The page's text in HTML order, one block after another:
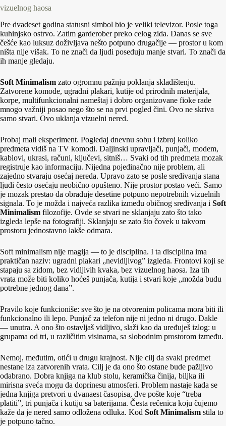
vizuelnog haosa
Pre dvadeset godina statusni simbol bio je veliki televizor. Posle toga
kuhinjsko ostrvo. Zatim garderober preko celog zida. Danas se sve
češće kao luksuz doživljava nešto potpuno drugačije — prostor u kom
ništa nije višak. To ne znači da ljudi poseduju manje stvari. To znači da
ih manje gledaju.
Soft Minimalism zato ogromnu pažnju poklanja skladištenju.
Zatvorene komode, ugradni plakari, kutije od prirodnih materijala,
korpe, multifunkcionalni nameštaj i dobro organizovane fioke rade
mnogo važniji posao nego što se na prvi pogled čini. Ovo ne skriva
samo stvari. Ovo uklanja vizuelni nered.
Probaj mali eksperiment. Pogledaj dnevnu sobu i izbroj koliko
predmeta vidiš na TV komodi. Daljinski upravljači, punjači, modem,
kablovi, ukrasi, računi, ključevi, sitniš… Svaki od tih predmeta mozak
registruje kao informaciju. Nijedna pojedinačno nije problem, ali
zajedno stvaraju osećaj nereda. Upravo zato se posle sređivanja stana
ljudi često osećaju neobično opušteno. Nije prostor postao veći. Samo
je mozak prestao da obrađuje desetine potpuno nepotrebnih vizuelnih
signala. To je možda i najveća razlika između običnog sređivanja i Soft
Minimalism filozofije. Ovde se stvari ne sklanjaju zato što tako
izgleda lepše na fotografiji. Sklanjaju se zato što čovek u takvom
prostoru jednostavno lakše odmara.
Soft minimalism nije magija — to je disciplina. I ta disciplina ima
praktičan naziv: ugradni plakari „nevidljivog” izgleda. Frontovi koji se
stapaju sa zidom, bez vidljivih kvaka, bez vizuelnog haosa. Iza tih
vrata može biti koliko hoćeš punjača, kutija i stvari koje „možda budu
potrebne jednog dana”.
Pravilo koje funkcioniše: sve što je na otvorenim policama mora biti ili
funkcionalno ili lepo. Punjač za telefon nije ni jedno ni drugo. Dakle
— unutra. A ono što ostavljaš vidljivo, slaži kao da uređuješ izlog: u
grupama od tri, u različitim visinama, sa slobodnim prostorom između.
Nemoj, međutim, otići u drugu krajnost. Nije cilj da svaki predmet
nestane iza zatvorenih vrata. Cilj je da ono što ostane bude pažljivo
odabrano. Dobra knjiga na klub stolu, keramička činija, biljka ili
mirisna sveća mogu da doprinesu atmosferi. Problem nastaje kada se
jedna knjiga pretvori u dvanaest časopisa, dve pošte koje “treba
platiti”, tri punjača i kutiju sa baterijama. Česta rečenica koju čujemo
kaže da je nered samo odložena odluka. Kod Soft Minimalism stila to
je potpuno tačno.